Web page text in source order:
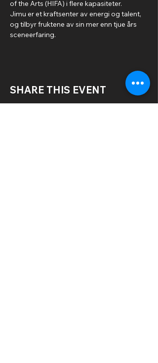
of the Arts (HIFA) i flere kapasiteter.
Jimu er et kraftsenter av energi og talent,
og tilbyr fruktene av sin mer enn tjue års
sceneerfaring.
SHARE THIS EVENT